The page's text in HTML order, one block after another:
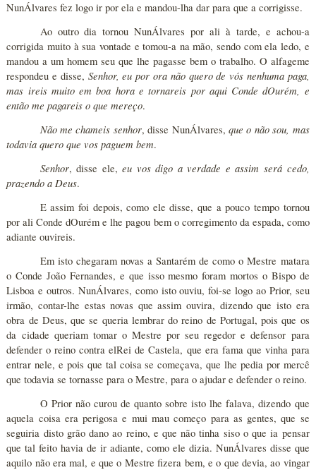
NunÁlvares fez logo ir por ela e mandou-lha dar para que a corrigisse.
Ao outro dia tornou NunÁlvares por ali à tarde, e achou-a
corrigida muito à sua vontade e tomou-a na mão, sendo com ela ledo, e
mandou a um homem seu que lhe pagasse bem o trabalho. O alfageme
respondeu e disse, Senhor, eu por ora não quero de vós nenhuma paga,
mas ireis muito em boa hora e tornareis por aqui Conde dOurém, e
então me pagareis o que mereço.
Não me chameis senhor, disse NunÁlvares, que o não sou, mas
todavia quero que vos paguem bem.
Senhor, disse ele,eu vos digo a verdade e assim será cedo,
prazendo a Deus.
E assim foi depois, como ele disse, que a pouco tempo tornou
por ali Conde dOurém e lhe pagou bem o corregimento da espada, como
adiante ouvireis.
Em isto chegaram novas a Santarém de como o Mestre matara
o Conde João Fernandes, e que isso mesmo foram mortos o Bispo de
Lisboa e outros. NunÁlvares, como isto ouviu, foi-se logo ao Prior, seu
irmão, contar-lhe estas novas que assim ouvira, dizendo que isto era
obra de Deus, que se queria lembrar do reino de Portugal, pois que os
da cidade queriam tomar o Mestre por seu regedor e defensor para
defender o reino contra elRei de Castela, que era fama que vinha para
entrar nele, e pois que tal coisa se começava, que lhe pedia por mercê
que todavia se tornasse para o Mestre, para o ajudar e defender o reino.
O Prior não curou de quanto sobre isto lhe falava, dizendo que
aquela coisa era perigosa e mui mau começo para as gentes, que se
seguiria disto grão dano ao reino, e que não tinha siso o que ia pensar
que tal feito havia de ir adiante, como ele dizia. NunÁlvares disse que
aquilo não era mal, e que o Mestre fizera bem, e o que devia, ao vingar